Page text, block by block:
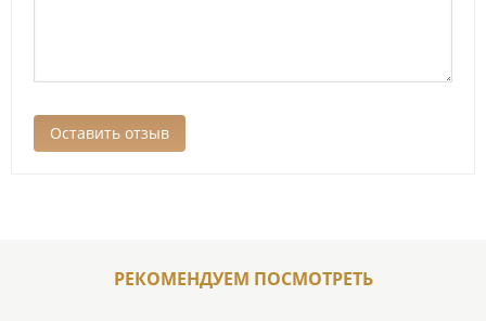
РЕКОМЕНДУЕМ ПОСМОТРЕТЬ